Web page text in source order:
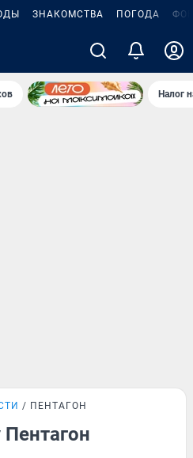
ЗНАКОМСТВА ПОГОДА
Налог
ПЕНТАГОН
Пентагон